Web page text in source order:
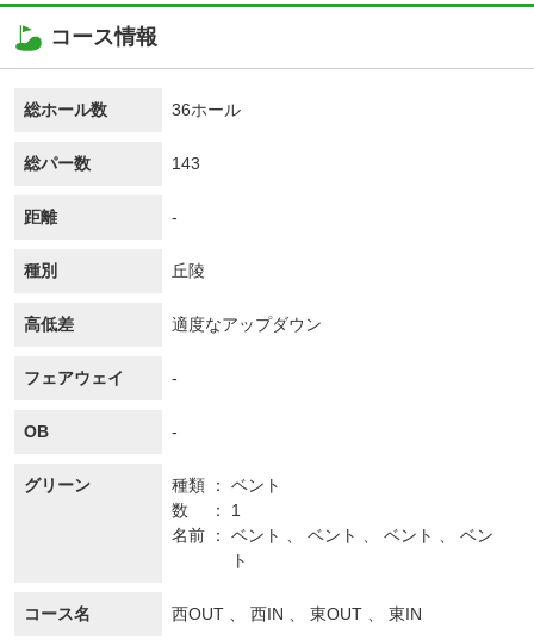
コース情報
総ホール数 36ホール
総パー数 143
距離 -
種別 丘陵
高低差 適度なアップダウン
フェアウェイ -
OB -
グリーン 種類
ベント
数
1
名前
ベント 、 ベント 、 ベント 、 ベン
ト
コース名 西OUT 、 西IN 、 東OUT 、 東IN